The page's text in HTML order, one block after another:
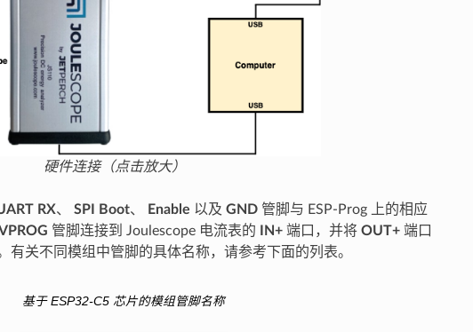
硬件连接（点击放大）
RX、 SPI Boot、 Enable 以及 GND管脚与 ESP-Prog 上的相应
管脚连接到 Joulescope 电流表的 IN+端口，并将 OUT+端口
有关不同模组中管脚的具体名称，请参考下面的列表。
基于 ESP32-C5 芯片的模组管脚名称